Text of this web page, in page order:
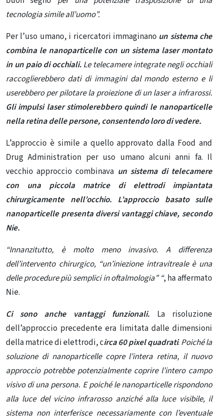
tecnologia simile all’uomo”.
Per l’uso umano, i ricercatori immaginano un sistema che
combina le nanoparticelle con un sistema laser montato
in un paio di occhiali. Le telecamere integrate negli occhiali
raccoglierebbero dati di immagini dal mondo esterno e li
userebbero per pilotare la proiezione di un laser a infrarossi.
Gli impulsi laser stimolerebbero quindi le nanoparticelle
nella retina delle persone, consentendo loro di vedere.
L’approccio è simile a quello approvato dalla Food and
Drug Administration per uso umano alcuni anni fa. Il
vecchio approccio combinava un sistema di telecamere
con una piccola matrice di elettrodi impiantata
chirurgicamente nell’occhio. L’approccio basato sulle
nanoparticelle presenta diversi vantaggi chiave, secondo
Nie.
“Innanzitutto, è molto meno invasivo. A differenza
dell’intervento chirurgico, “un’iniezione intravitreale è una
delle procedure più semplici in oftalmologia” “, ha affermato
Nie.
Ci sono anche vantaggi funzionali.
La risoluzione
dell’approccio precedente era limitata dalle dimensioni
della matrice di elettrodi, circa 60 pixel quadrati. Poiché la
soluzione di nanoparticelle copre l’intera retina, il nuovo
approccio potrebbe potenzialmente coprire l’intero campo
visivo di una persona. E poiché le nanoparticelle rispondono
alla luce del vicino infrarosso anziché alla luce visibile, il
sistema non interferisce necessariamente con l’eventuale